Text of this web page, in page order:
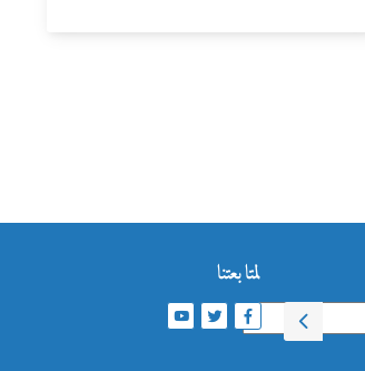
لمتابعتنا